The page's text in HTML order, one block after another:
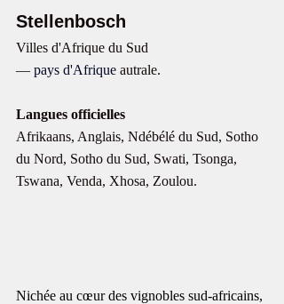
Stellenbosch
Villes d'Afrique du Sud
— pays d'Afrique autrale.
Langues officielles
Afrikaans, Anglais, Ndébélé du Sud, Sotho
du Nord, Sotho du Sud, Swati, Tsonga,
Tswana, Venda, Xhosa, Zoulou.
Nichée au cœur des vignobles sud-africains,